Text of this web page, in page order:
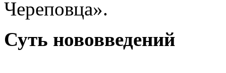
Череповца».
Суть нововведений